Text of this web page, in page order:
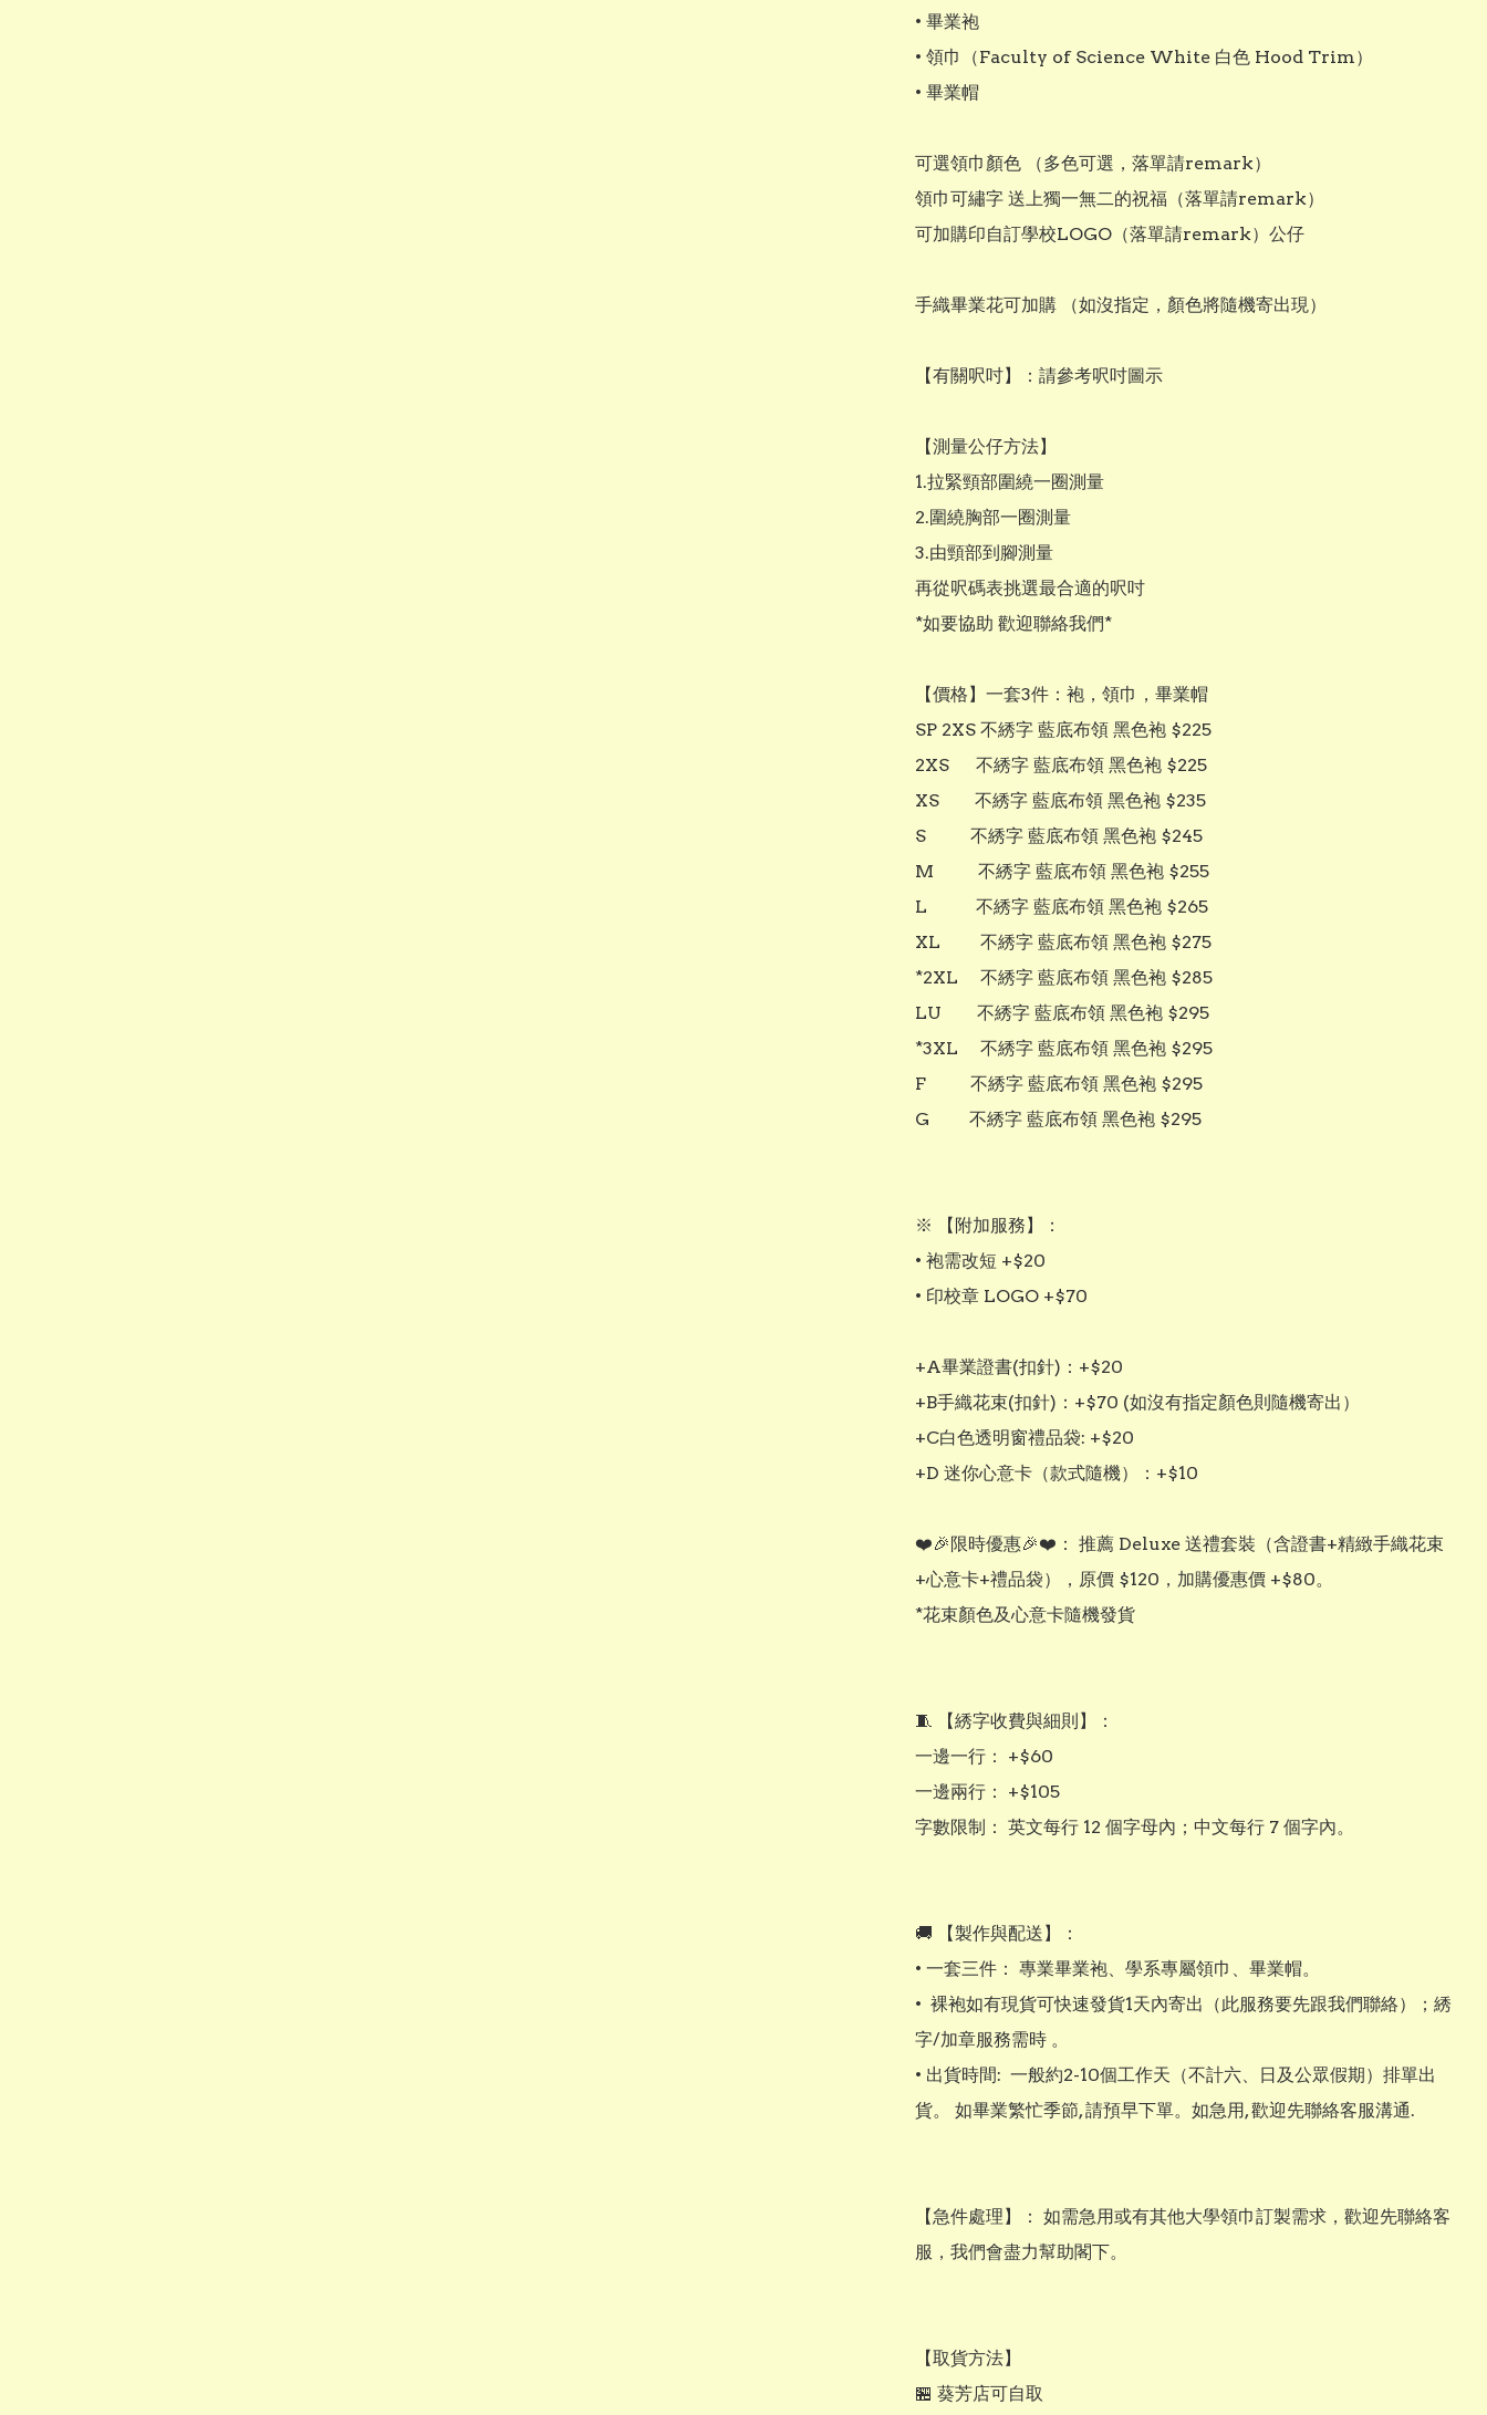
• 畢業袍
• 領巾（Faculty of Science White 白色 Hood Trim）
• 畢業帽
可選領巾顏色 （多色可選，落單請remark）
領巾可繡字 送上獨一無二的祝福（落單請remark）
可加購印自訂學校LOGO（落單請remark）公仔
手織畢業花可加購 （如沒指定，顏色將隨機寄出現）
【有關呎吋】：請參考呎吋圖示
【測量公仔方法】
1.拉緊頸部圍繞一圈測量
2.圍繞胸部一圈測量
3.由頸部到腳測量
再從呎碼表挑選最合適的呎吋
*如要協助 歡迎聯絡我們*
【價格】一套3件：袍，領巾，畢業帽
SP 2XS 不綉字 藍底布領 黑色袍 $225
2XS      不綉字 藍底布領 黑色袍 $225
XS        不綉字 藍底布領 黑色袍 $235
S          不綉字 藍底布領 黑色袍 $245
M          不綉字 藍底布領 黑色袍 $255
L           不綉字 藍底布領 黑色袍 $265
XL         不綉字 藍底布領 黑色袍 $275
*2XL     不綉字 藍底布領 黑色袍 $285
LU        不綉字 藍底布領 黑色袍 $295
*3XL     不綉字 藍底布領 黑色袍 $295
F          不綉字 藍底布領 黑色袍 $295
G         不綉字 藍底布領 黑色袍 $295
※ 【附加服務】：
• 袍需改短 +$20
• 印校章 LOGO +$70
+A畢業證書(扣針)：+$20
+B手織花束(扣針)：+$70 (如沒有指定顏色則隨機寄出）
+C白色透明窗禮品袋: +$20
+D 迷你心意卡（款式隨機）：+$10
❤️🎉限時優惠🎉❤️： 推薦 Deluxe 送禮套裝（含證書+精緻手織花束
+心意卡+禮品袋），原價 $120，加購優惠價 +$80。
*花束顏色及心意卡隨機發貨
​🧵 【綉字收費與細則】：
​一邊一行： +$60
​一邊兩行： +$105
​字數限制： 英文每行 12 個字母內；中文每行 7 個字內。
​​🚚 【製作與配送】：
• ​一套三件： 專業畢業袍、學系專屬領巾、畢業帽。
•  裸袍如有現貨可快速發貨1天內寄出（此服務要先跟我們聯絡）；綉
字/加章服務需時 。
• 出貨時間:  一般約2-10個工作天（不計六、日及公眾假期）排單出
貨。 如畢業繁忙季節, 請預早下單。如急用, 歡迎先聯絡客服溝通.
【​急件處理】： 如需急用或有其他大學領巾訂製需求，歡迎先聯絡客
服，我們會盡力幫助閣下。
【取貨方法】
🏪 葵芳店可自取